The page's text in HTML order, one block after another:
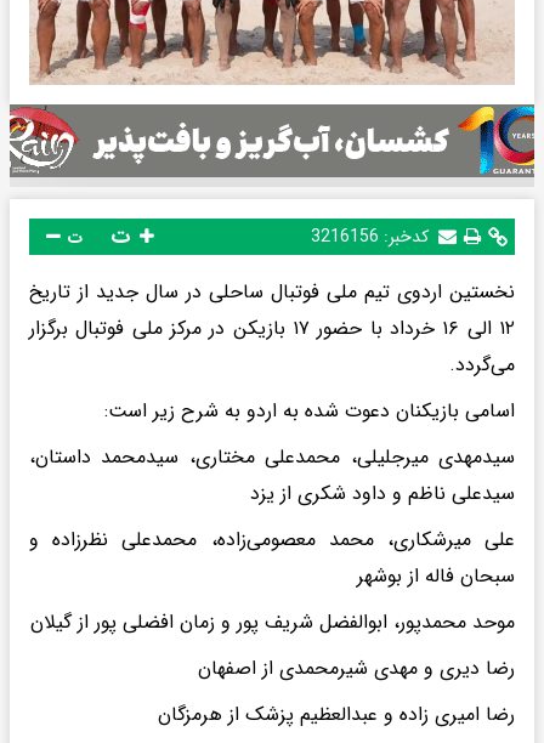
کدخبر: 3216156 ت
نخستین اردوی تیم ملی فوتبال ساحلی در سال جدید از تاریخ
۱۲ الی ۱۶ خرداد با حضور ۱۷ بازیکن در مرکز ملی فوتبال برگزار
می‌گردد.
اسامی بازیکنان دعوت شده به اردو به شرح زیر است:
سیدمهدی میرجلیلی، محمدعلی مختاری، سیدمحمد داستان،
سیدعلی ناظم و داود شکری از یزد
علی میرشکاری، محمد معصومی‌زاده، محمدعلی نظرزاده و
سبحان فاله از بوشهر
موحد محمدپور، ابوالفضل شریف پور و زمان افضلی پور از گیلان
رضا دیری و مهدی شیرمحمدی از اصفهان
رضا امیری زاده و عبدالعظیم پزشک از هرمزگان